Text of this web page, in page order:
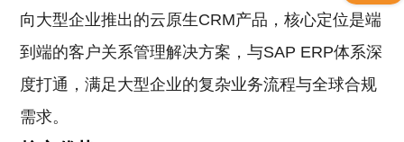
向大型企业推出的云原生CRM产品，核心定位是端
到端的客户关系管理解决方案，与SAP ERP体系深
度打通，满足大型企业的复杂业务流程与全球合规
需求。